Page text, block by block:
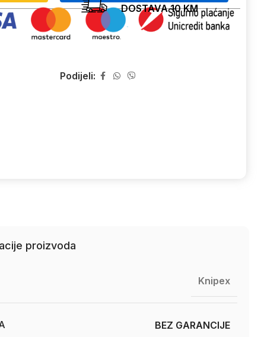
DOSTAVA 10 KM
Podijeli:
proizvoda
Knipex
BEZ GARANCIJE